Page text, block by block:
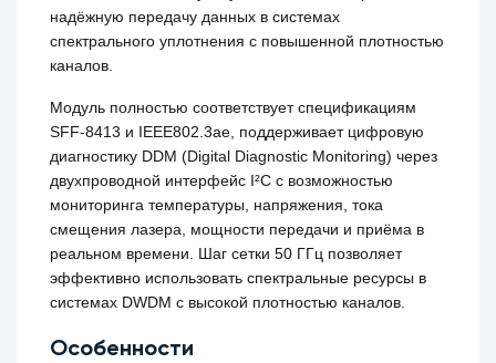
надёжную передачу данных в системах
спектрального уплотнения с повышенной плотностью
каналов.
Модуль полностью соответствует спецификациям
SFF-8413 и IEEE802.3ae, поддерживает цифровую
диагностику DDM (Digital Diagnostic Monitoring) через
двухпроводной интерфейс I²C с возможностью
мониторинга температуры, напряжения, тока
смещения лазера, мощности передачи и приёма в
реальном времени. Шаг сетки 50 ГГц позволяет
эффективно использовать спектральные ресурсы в
системах DWDM с высокой плотностью каналов.
Особенности